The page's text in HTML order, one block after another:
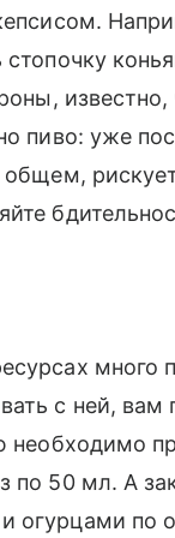
известно,
пиво: уже
много
с ней, вам
необходимо
по 50 мл. А
по